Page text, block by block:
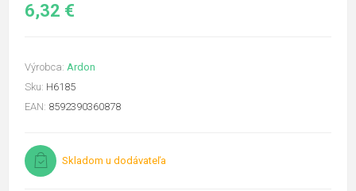
6,32 €
Výrobca: Ardon
Sku: H6185
EAN: 8592390360878
Skladom u dodávateľa